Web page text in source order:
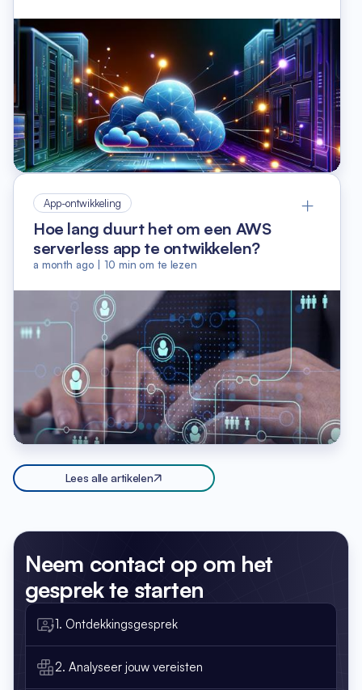
App-ontwikkeling
Hoe lang duurt het om een AWS
serverless app te ontwikkelen?
a month ago |10 min om te lezen
Lees alle artikelen
Neem contact op om het
gesprek te starten
1. Ontdekkingsgesprek
2. Analyseer jouw vereisten